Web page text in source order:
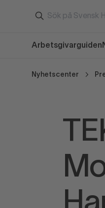
Arbetsgivarguiden
Nyhetscenter